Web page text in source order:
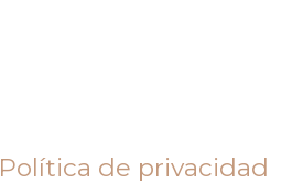
Política de privacidad